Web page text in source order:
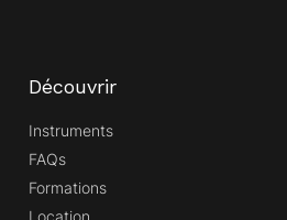
Découvrir
Instruments
FAQs
Formations